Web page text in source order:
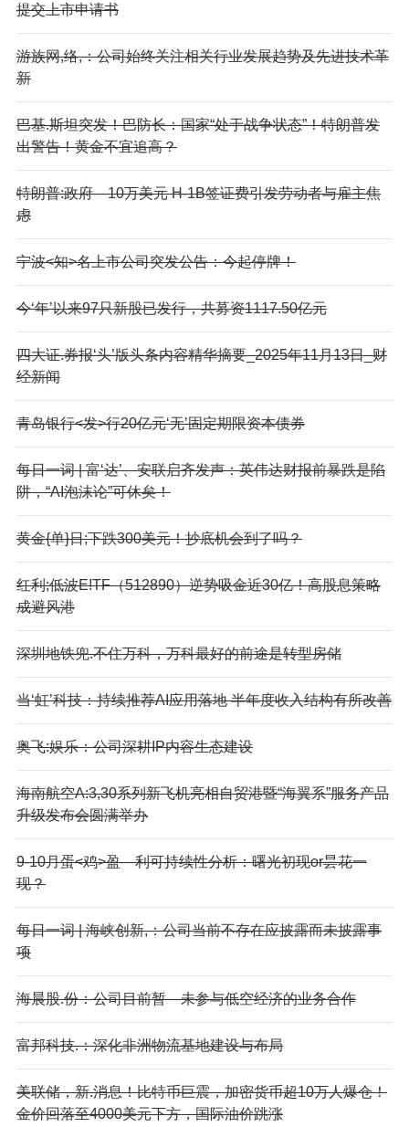
提交上市申请书
游族网,络,：公司始终关注相关行业发展趋势及先进技术革
新
巴基.斯坦突发！巴防长：国家“处于战争状态”！特朗普发
出警告！黄金不宜追高？
特朗普:政府—10万美元 H-1B签证费引发劳动者与雇主焦
虑
宁波<知>名上市公司突发公告：今起停牌！
今‘年’以来97只新股已发行，共募资1117.50亿元
四大证.券报‘头’版头条内容精华摘要_2025年11月13日_财
经新闻
青岛银行<发>行20亿元‘无’固定期限资本债券
每日一词 | 富‘达’、安联启齐发声：英伟达财报前暴跌是陷
阱，“AI泡沫论”可休矣！
黄金{单}日;下跌300美元！抄底机会到了吗？
红利;低波E!TF（512890）逆势吸金近30亿！高股息策略
成避风港
深圳地铁兜.不住万科，万科最好的前途是转型房储
当‘虹’科技：持续推荐AI应用落地 半年度收入结构有所改善
奥飞:娱乐：公司深耕IP内容生态建设
海南航空A:3,30系列新飞机亮相自贸港暨“海翼系”服务产品
升级发布会圆满举办
9-10月蛋<鸡>盈—利可持续性分析：曙光初现or昙花一
现？
每日一词 | 海峡创新,：公司当前不存在应披露而未披露事
项
海晨股.份：公司目前暂—未参与低空经济的业务合作
富邦科技.：深化非洲物流基地建设与布局
美联储，新.消息！比特币巨震，加密货币超10万人爆仓！
金价回落至4000美元下方，国际油价跳涨